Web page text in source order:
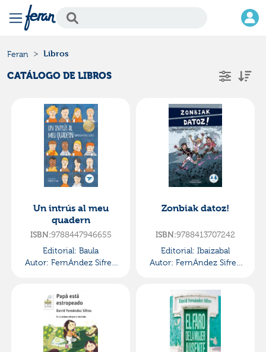
Feran Libros
CATÁLOGO DE LIBROS
Un intrús al meu
quadern
ISBN:9788447946655
Editorial: Baula
Autor: FernÁndez Sifres,
Zonbiak datoz!
ISBN:9788413707242
Editorial: Ibaizabal
Autor: FernÁndez Sifres,